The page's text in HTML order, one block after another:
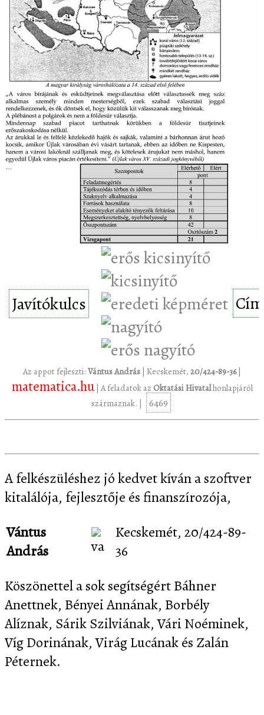
Javítókulcs
Az appot fejleszti: Vántus András | Kecskemét, 20/424-89-36|
matematica.hu| A feladatok az Oktatási Hivatalhonlapjáról
származnak. |
6469
A felkészüléshez jó kedvet kíván a szoftver
kitalálója, fejlesztője és finanszírozója,
Vántus
András
Kecskemét, 20/424-89-
36
Köszönettel a sok segítségért Báhner
Anettnek, Bényei Annának, Borbély
Alíznak, Sárik Szilviának, Vári Noéminek,
Víg Dorinának, Virág Lucának és Zalán
Péternek.